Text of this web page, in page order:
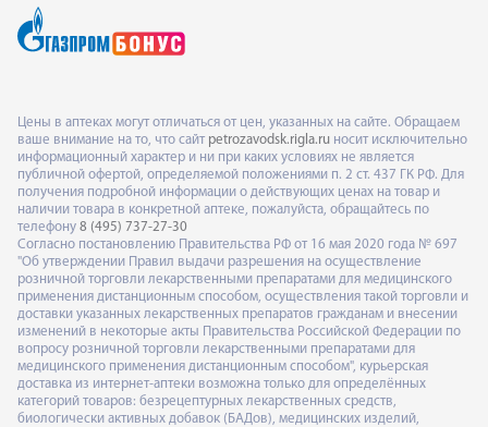
Цены в аптеках могут отличаться от цен, указанных на сайте. Обращаем
ваше внимание на то, что сайт petrozavodsk.rigla.ru носит исключительно
информационный характер и ни при каких условиях не является
публичной офертой, определяемой положениями п. 2 ст. 437 ГК РФ. Для
получения подробной информации о действующих ценах на товар и
наличии товара в конкретной аптеке, пожалуйста, обращайтесь по
телефону 8 (495) 737-27-30
Согласно постановлению Правительства РФ от 16 мая 2020 года № 697
"Об утверждении Правил выдачи разрешения на осуществление
розничной торговли лекарственными препаратами для медицинского
применения дистанционным способом, осуществления такой торговли и
доставки указанных лекарственных препаратов гражданам и внесении
изменений в некоторые акты Правительства Российской Федерации по
вопросу розничной торговли лекарственными препаратами для
медицинского применения дистанционным способом", курьерская
доставка из интернет-аптеки возможна только для определённых
категорий товаров: безрецептурных лекарственных средств,
биологически активных добавок (БАДов), медицинских изделий,